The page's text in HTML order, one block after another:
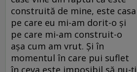
construită de mine, este casa
pe care eu mi-am dorit-o şi
pe care mi-am construit-o
aşa cum am vrut. Şi în
momentul în care pui suflet
în ceva este imposibil să nu-ţi